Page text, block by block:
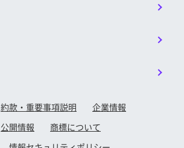
約款・重要事項説明
企業情報
公開情報
商標について